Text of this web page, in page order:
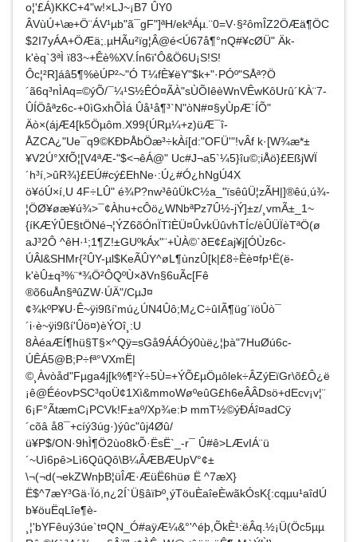
o¦'£Á)KKC+4"w­!×LJ~¡B7 ÛY0
ÂVùÚ+\æ+Ö¨ÁV¹µb"ã¯gF"]ªH/ekªÁµ.¨0=V·§²ômÎZ2ÖÆä¶ÖC
$2I7yÁA+ÖÆä;.µHÃu²ïg¦Â@é<Ú67å¶°nQ#¥cØÜ" Äk­
k'èq`3ªÌ ï83~+Êè%XV.Ín6ï'Ô&Ö6U¡S!S!
Ôc¦²R]áâ5¶%èÚP²~"Ó T¼fÈ¥ëY"$k+"·PÓº"SÅª?Ö
´ã6q³nÌAq=©ýÕ/¯¼¹S½ÊÓ¤ÃÀ"sÙÕIêèWnVÊwKôUrû´KÀ¨7-
ÛÍÖåªz6c-+0ìGxhÕÌá Ûå¹å¶³`N"òN#¤§yÙpÆ`ÍÕ"
Äò×(ájÆ4[k5Öµôm.X99{ÚRµ¼+z)üÆ¯î­
ÅZCA¿"Ue¯q9©KÐÞÅb­Öæ³÷kÀí[d:"OFÜ'"!vÂf k·[W¾æ*±
¥V2Ú°XfÕ¦[V4ªÆ-"$<¬êÁ@­" Uc#J¬a5`¼5}îu©;iÅö}£EßjWÏ
´h³í,>ûR¾}£EÚ#cý£EhNe·:Ú¿#Ó¿hNgÚ4X
ö¥óÚ×í,U 4F÷LÛ" é¾P?nw³êûÜkC½a_"ïsêûÜ¦zÃH|]®­êú,ú¾-
¦ÖØ¥øæ¥ú¾>¯¢Àhu+cÔö¿WNbªPz7Û½-jÝ]±z/¸vmÃ±_1~
{íKÆÝÛE§tÖNé¬¦ÝZ6­õÓnÏTîÈÜ¤ÛvkÜûvhTÍc/èÛÜÏèTªÖ(ø
aJ³2Ô ^êH·¹;1¶Z!±GUºkÁx"¨+ÙÀ©`ðE¢£aj¥j[ÓÙz6c-
ÚÂl&SHMr{²ÛY-µl$KeÃÛY^øL¶ùnzÛ[k|£8÷Èè¤fp¹Ë(ë­
k'èÛ±q³%¨*¾Ö²ÔQºÙ×ðVn§6uÃc[Fê
®õ6uÅn§ªûZW·ÚÄ"/CµJ¤
¢¾kºP¥U·Ê~ÿi9ßí'mú¿ÚN4Ûô;M¿C÷ûIÃ¶üg´ïöÛò¯
´i·è~ÿi9ßí'Ûö¤)èÝOî¸:U
8ÀéaÆÍ¶hü§T§×^Qÿ=sGå9ÁÁÓý0ùë¿¦þà"7HuØú6c-
ÚÊÁ5@B;P÷fª°VXmË|
©¸Àvòåd"Fµga4j[k%¶²Ý÷5Ù=+ÝÕ£µÖµôlek÷ÂZýEïGr\õ£Ô¿ë
¡ê@ÉéovÞSC³qoÜ¢1Xì&mmoWøºeûG£h6eÂÂDsö+dEcv¡v¦¨
6¡F°ÃtæmC¡PCVk!F±aº/­Xp¾e:Þ mmT½©ýÐÁî¤adCÿ
´cõâ å8¯+cíý3úg·)ýûc"ûj4Øû/
ü¥P$/ON·9hÌ¶Ö2ùo8kÕ·ËsË`_-r¯ Û#ê>LÆvIÁ¨ü
´~Uì6pê>Lì6QûQô\B¼ÂÆBÆUpV°¢±
\¬(¬d(¬ekZWnþB¦üÎÆ·ÆüË6hüø Ë ^7æX}
Ë$^7æY³Gä·Ïó,n¿2Í`Ü§âïÞº¸ýTöuÈaîeÈwãkÓsK{:cqµu¹aîdÚ
b¥öuËqLîe¶è­
¸¦'bYFêuý3úe`t¤QN_Ó#aÿÆ¼&°'^éþ,ÕkÈ¹:ëÂq.½¡Ü(Öc5µµ